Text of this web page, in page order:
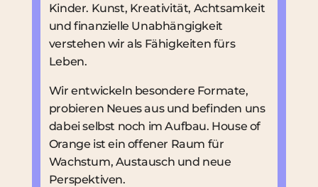
Kinder. Kunst, Kreativität, Achtsamkeit
und finanzielle Unabhängigkeit
verstehen wir als Fähigkeiten fürs
Leben.
Wir entwickeln besondere Formate,
probieren Neues aus und befinden uns
dabei selbst noch im Aufbau. House of
Orange ist ein offener Raum für
Wachstum, Austausch und neue
Perspektiven.